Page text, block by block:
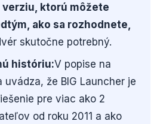
verziu, ktorú môžete
ako sa rozhodnete,
skutočne potrebný.
históriu:V popise na
uvádza, že BIG Launcher je
pre viac ako 2
od roku 2011 a ako